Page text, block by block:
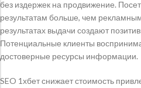
без издержек на продвижение.
результатам больше, чем
результатах выдачи создают
Потенциальные клиенты
достоверные ресурсы информации.
SEO 1хбет снижает стоимость